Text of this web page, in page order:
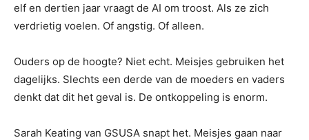
elf en dertien jaar vraagt ​​de AI om troost. Als ze zich
verdrietig voelen. Of angstig. Of alleen.
Ouders op de hoogte? Niet echt. Meisjes gebruiken het
dagelijks. Slechts een derde van de moeders en vaders
denkt dat dit het geval is. De ontkoppeling is enorm.
Sarah Keating van GSUSA snapt het. Meisjes gaan naar